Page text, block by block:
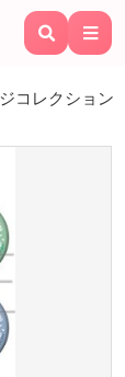
コレクション